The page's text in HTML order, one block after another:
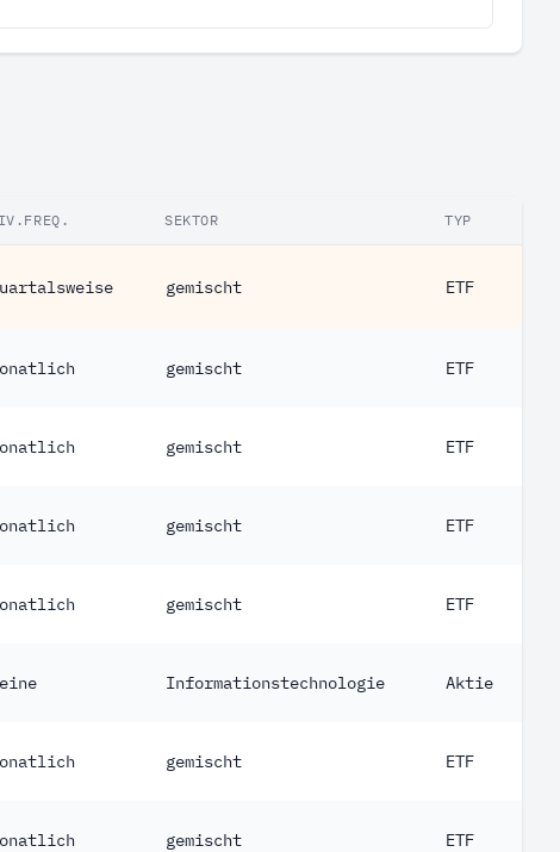
SEKTOR TYP
gemischt ETF
gemischt ETF
gemischt ETF
gemischt ETF
gemischt ETF
Informationstechnologie Aktie
gemischt ETF
gemischt ETF